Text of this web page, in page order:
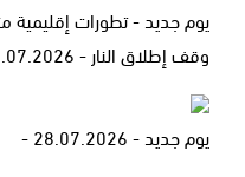
يوم جديد - تطورات إقليمية
وقف إطلاق النار - 30.07.2026
يوم جديد - 28.07.2026 -